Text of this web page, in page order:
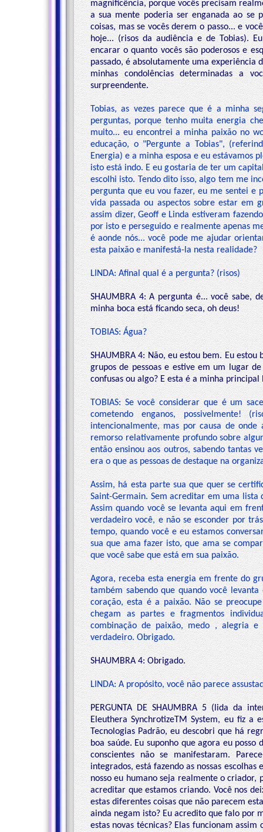
magnificência, porque vocês precisam
a sua mente poderia ser enganada ao se
coisas, mas se vocês derem o passo... e
hoje... (risos da audiência e de Tobias).
encarar o quanto vocês são poderosos e
passado, é absolutamente uma
minhas condolências determinadas a
surpreendente.
Tobias, as vezes parece que é a minha
perguntas, porque tenho muita energia
muito... eu encontrei a minha paixão no
educação, o "Pergunte a Tobias",
Energia) e a minha esposa e eu estávamos
isto está indo. E eu gostaria de ter um
escolhi isto. Tendo dito isso, algo tem me
pergunta que eu vou fazer, eu me sentei
vida passada ou aspectos sobre estar
assim dizer, Geoff e Linda estiveram
por isto e perseguido e realmente apenas
é aonde nós... você pode me ajudar
esta paixão e manifestá-la nesta realidade?
LINDA: Afinal qual é a pergunta? (risos)
SHAUMBRA 4: A pergunta é... você sabe,
minha boca está ficando seca, oh deus!
TOBIAS: Água?
SHAUMBRA 4: Não, eu estou bem. Eu
grupos de pessoas e estive em um lugar
confusas ou algo? E esta é a minha
TOBIAS: Se você considerar que é um
cometendo enganos, possivelmente!
intencionalmente, mas por causa de
remorso relativamente profundo sobre
então ensinou aos outros, sabendo tantas
era o que as pessoas de destaque na
Assim, há esta parte sua que quer se
Saint-Germain. Sem acreditar em uma lista
Assim quando você se levanta aqui em
verdadeiro você, e não se esconder por
tempo, quando você e eu estamos
sua que ama fazer isto, que ama se
que você sabe que está em sua paixão.
Agora, receba esta energia em frente do
também sabendo que quando você
coração, esta é a paixão. Não se
chegam as partes e fragmentos
combinação de paixão, medo , alegria
verdadeiro. Obrigado.
SHAUMBRA 4: Obrigado.
LINDA: A propósito, você não parece
PERGUNTA DE SHAUMBRA 5 (lida da
Eleuthera SynchrotizeTM System, eu fiz a
Tecnologias Padrão, eu descobri que há
boa saúde. Eu suponho que agora eu
conscientes não se manifestaram.
integrados, está fazendo as nossas
nosso eu humano seja realmente o criador,
acreditar que estamos criando. Você nos
estas diferentes coisas que não parecem
ainda negam isto? Eu acredito que falo por
estas novas técnicas? Elas funcionam